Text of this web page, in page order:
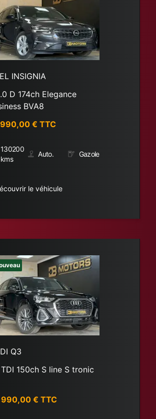
INSIGNIA
D 174ch Elegance
BVA8
€ TTC
130200
kms
Auto. Gazole
le véhicule
Q3
150ch S line S tronic
990,00 € TTC